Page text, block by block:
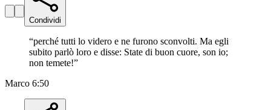
Condividi
“perché tutti lo videro e ne furono sconvolti. Ma egli
subito parlò loro e disse: State di buon cuore, son io;
non temete!”
Marco 6:50